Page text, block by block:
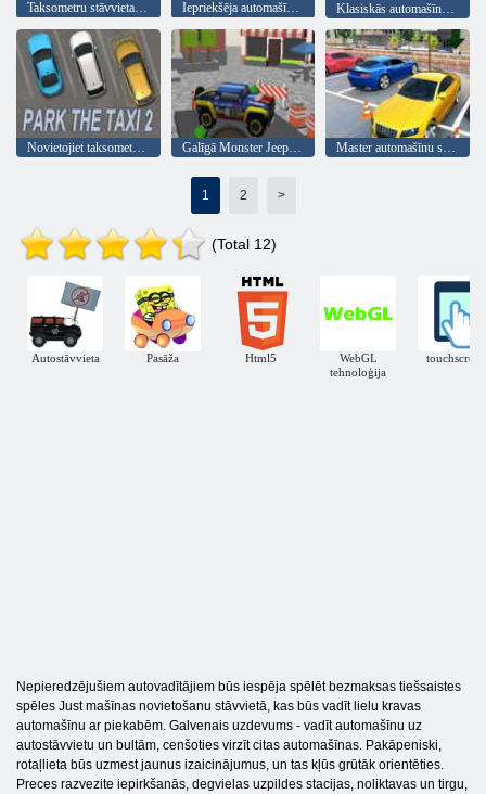
Iepriekšēja automašīnu novietošanas spēle 3D Klasiskās automašīnas stāvvieta
Galīgā Monster Jeep autostāvvietas spēle
1 2 >
(Total 12)
Autostāvvieta Pasāža Html5
WebGL
tehnoloģija
touchscreen
Nepieredzējušiem autovadītājiem būs iespēja spēlēt bezmaksas tiešsaistes
spēles Just mašīnas novietošanu stāvvietā, kas būs vadīt lielu kravas
automašīnu ar piekabēm. Galvenais uzdevums - vadīt automašīnu uz ​​
autostāvvietu un bultām, cenšoties virzīt citas automašīnas. Pakāpeniski,
rotaļlieta būs uzmest jaunus izaicinājumus, un tas kļūs grūtāk orientēties.
Preces razvezite iepirkšanās, degvielas uzpildes stacijas, noliktavas un tirgu,